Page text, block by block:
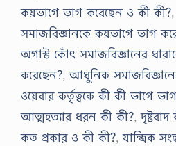
কয়ভাগে ভাগ করেছেন ও কী কী?
সমাজবিজ্ঞানকে কয়ভাগে ভাগ
অগাস্ট কোঁৎ সমাজবিজ্ঞানের
করেছেন?,আধুনিক
ওয়েবার কর্তৃত্বকে কী কী ভাগে
আত্মহত্যার ধরন কী কী?,দৃষ্টবাদ
কত প্রকার ও কী কী?,যান্ত্রিক